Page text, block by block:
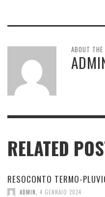
ABOUT THE
RELATED
RESOCONTO TERMO-
ADMIN 4 GENNAIO 2024